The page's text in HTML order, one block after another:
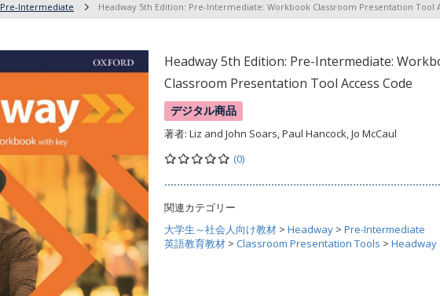
Pre-Intermediate Headway 5th Edition: Pre-Intermediate: Workbook Classroom Presentation Tool
Headway 5th Edition: Pre-Intermediate:
Classroom Presentation Tool Access Code
デジタル商品
著者: Liz and John Soars, Paul Hancock, Jo McCaul
(0)
関連カテゴリー
大学生～社会人向け教材 > Headway > Pre-Intermediate
英語教育教材 > Classroom Presentation Tools > Headway